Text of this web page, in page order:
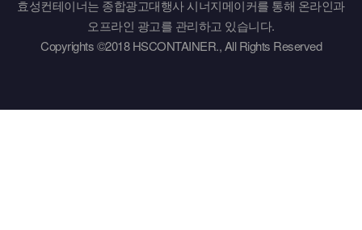
효성컨테이너는 종합광고대행사 시너지메이커를 통해 온라인과
오프라인 광고를 관리하고 있습니다.
Copyrights ©2018 HSCONTAINER., All Rights Reserved